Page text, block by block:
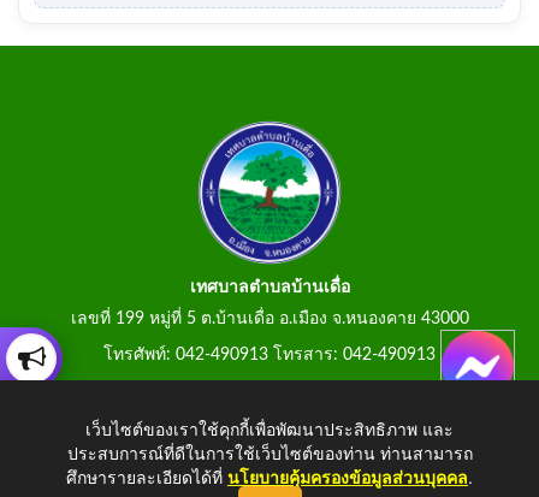
เทศบาลตำบลบ้านเดื่อ
เลขที่ 199 หมู่ที่ 5 ต.บ้านเดื่อ อ.เมือง จ.หนองคาย 43000
โทรศัพท์: 042-490913 โทรสาร: 042-490913
เว็บไซต์ของเราใช้คุกกี้เพื่อพัฒนาประสิทธิภาพ และ
ประสบการณ์ที่ดีในการใช้เว็บไซต์ของท่าน ท่านสามารถ
ศึกษารายละเอียดได้ที่ นโยบายคุ้มครองข้อมูลส่วนบุคคล.